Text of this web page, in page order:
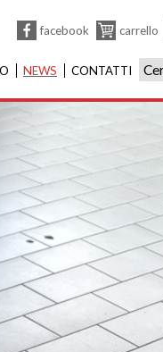
facebook carrello
NEWS CONTATTI